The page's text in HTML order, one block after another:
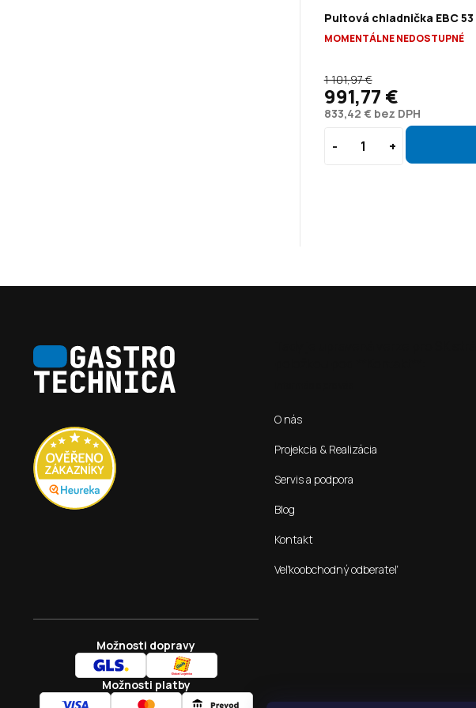
Pultová chladnička EBC 53
MOMENTÁLNE NEDOSTUPNÉ
833,42 € bez DPH
1 101,97 €
991,77 €
O nás
Projekcia & Realizácia
Servis a podpora
Blog
Kontakt
Veľkoobchodný odberateľ
Možnosti dopravy
Možnosti platby